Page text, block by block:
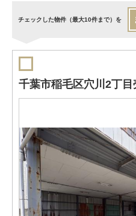
チェックした物件（最大10件まで）を
千葉市稲毛区穴川2丁目